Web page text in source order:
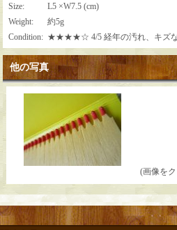
Size:
L5 ×W7.5 (cm)
Weight:
約5g
Condition: ★★★★☆ 4/5 経年の汚れ、キズな
他の写真
(画像を